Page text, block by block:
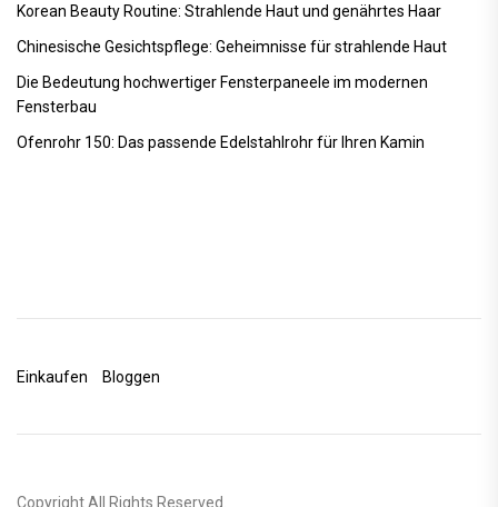
Korean Beauty Routine: Strahlende Haut und genährtes Haar
Chinesische Gesichtspflege: Geheimnisse für strahlende Haut
Die Bedeutung hochwertiger Fensterpaneele im modernen
Fensterbau
Ofenrohr 150: Das passende Edelstahlrohr für Ihren Kamin
Einkaufen Bloggen
Copyright All Rights Reserved.